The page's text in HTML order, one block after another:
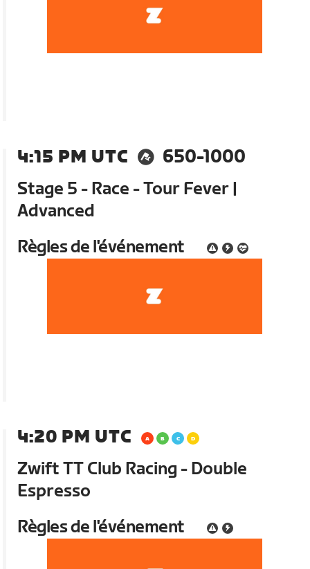
4:15 PM UTC
650-1000
Stage 5 - Race - Tour Fever |
Advanced
Règles de l'événement
4:20 PM UTC
Zwift TT Club Racing - Double
Espresso
Règles de l'événement